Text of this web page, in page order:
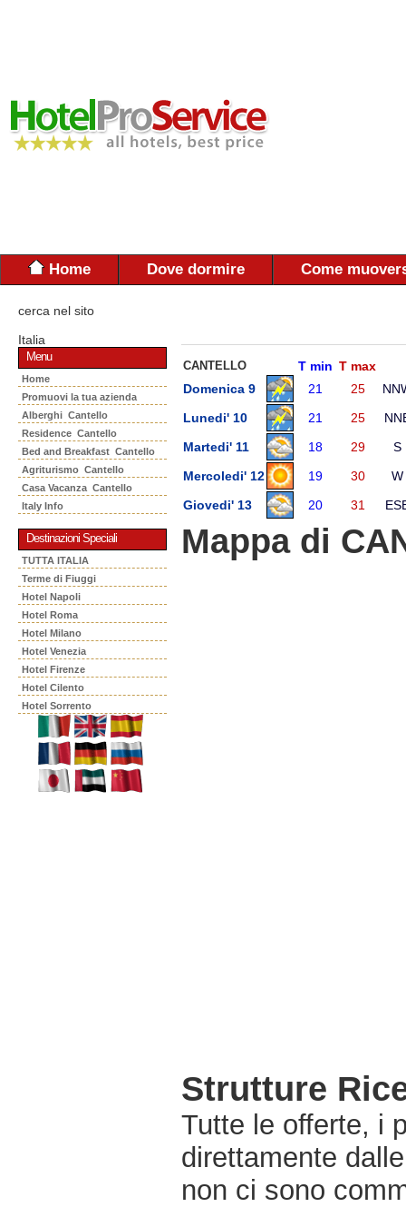
Home Dove dormire Come
cerca nel sito
Italia
Menu
Home
Promuovi la tua azienda
Alberghi Cantello
Residence Cantello
Bed and Breakfast Cantello
Agriturismo Cantello
Casa Vacanza Cantello
Italy Info
Destinazioni Speciali
TUTTA ITALIA
Terme di Fiuggi
Hotel Napoli
Hotel Roma
Hotel Milano
Hotel Venezia
Hotel Firenze
Hotel Cilento
Hotel Sorrento
CANTELLO T min T max
Domenica 9
21 25
Lunedi' 10
21 25
Martedi' 11
18 29
S
Mercoledi' 12
19 30
W
Giovedi' 13
20 31
Mappa di
Strutture
Tutte le offerte, i
direttamente
non ci sono